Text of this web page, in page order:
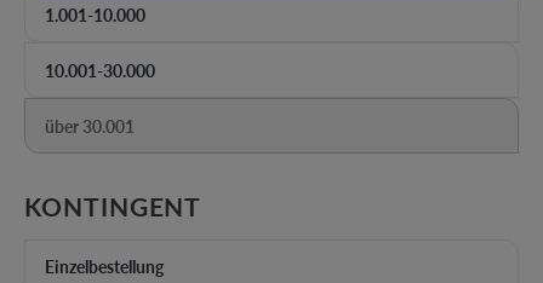
1.001-10.000
10.001-30.000
über 30.001
(Diese Option ist zurzeit nicht verfügbar.)
KONTINGENT
Einzelbestellung